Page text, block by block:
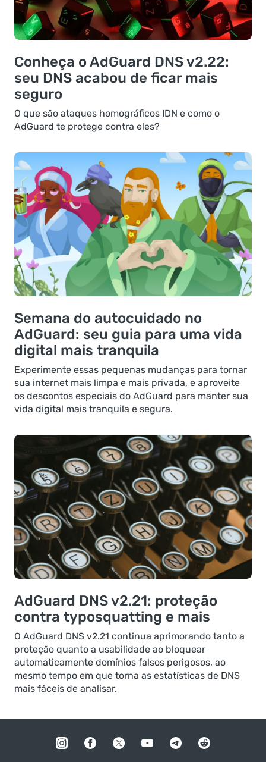
Conheça o AdGuard DNS v2.22:
seu DNS acabou de ficar mais
seguro
O que são ataques homográficos IDN e como o
AdGuard te protege contra eles?
Semana do autocuidado no
AdGuard: seu guia para uma vida
digital mais tranquila
Experimente essas pequenas mudanças para tornar
sua internet mais limpa e mais privada, e aproveite
os descontos especiais do AdGuard para manter sua
vida digital mais tranquila e segura.
AdGuard DNS v2.21: proteção
contra typosquatting e mais
O AdGuard DNS v2.21 continua aprimorando tanto a
proteção quanto a usabilidade ao bloquear
automaticamente domínios falsos perigosos, ao
mesmo tempo em que torna as estatísticas de DNS
mais fáceis de analisar.